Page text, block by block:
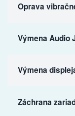
Oprava
Výmena Audio
Výmena
Záchrana